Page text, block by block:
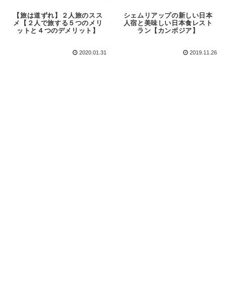
【旅は道ずれ】２人旅のスス
メ【２人で旅する５つのメリ
ットと４つのデメリット】
2020.01.31
シェムリアップの新しい日本
人宿と美味しい日本食レスト
ラン【カンボジア】
2019.11.26